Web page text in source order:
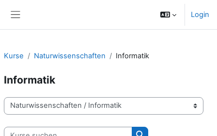
Login
Kurse Naturwissenschaften Informatik
Informatik
Kursbereiche
Kurse suchen